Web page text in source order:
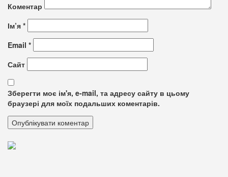
Коментар
Ім’я *
Email *
Сайт
Зберегти моє ім'я, e-mail, та адресу сайту в цьому
браузері для моїх подальших коментарів.